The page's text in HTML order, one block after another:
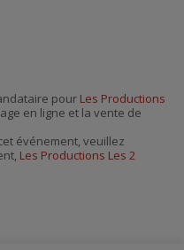
pour Les Productions
en ligne et la vente de
événement, veuillez
Les Productions Les 2